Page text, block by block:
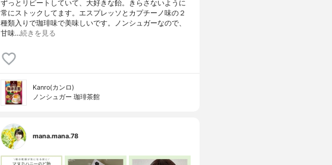
ずっとリピートしていて、大好きな飴。きらさないように
常にストックしてます。エスプレッソとカプチーノ味の２
種類入りで珈琲味で美味しいです。ノンシュガーなので、
甘味…続きを見る
Kanro(カンロ)
ノンシュガー 珈琲茶館
mana.mana.78